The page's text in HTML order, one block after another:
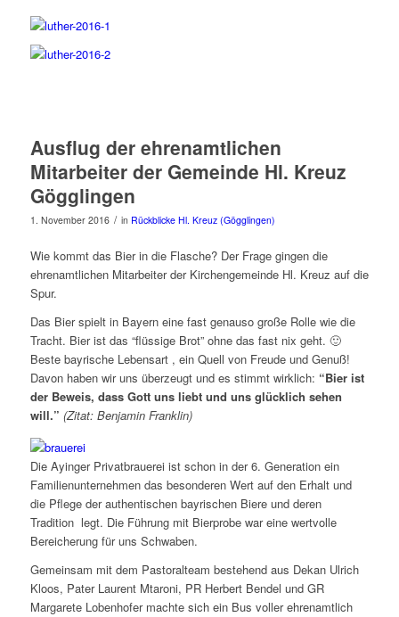
Ausflug der ehrenamtlichen
Mitarbeiter der Gemeinde Hl. Kreuz
Gögglingen
1. November 2016 / in Rückblicke Hl. Kreuz (Gögglingen)
Wie kommt das Bier in die Flasche? Der Frage gingen die
ehrenamtlichen Mitarbeiter der Kirchengemeinde Hl. Kreuz auf die
Spur.
Das Bier spielt in Bayern eine fast genauso große Rolle wie die
Tracht. Bier ist das “flüssige Brot” ohne das fast nix geht. 🙂
Beste bayrische Lebensart , ein Quell von Freude und Genuß!
Davon haben wir uns überzeugt und es stimmt wirklich: “Bier ist
der Beweis, dass Gott uns liebt und uns glücklich sehen
will.” (Zitat: Benjamin Franklin)
Die Ayinger Privatbrauerei ist schon in der 6. Generation ein
Familienunternehmen das besonderen Wert auf den Erhalt und
die Pflege der authentischen bayrischen Biere und deren
Tradition legt. Die Führung mit Bierprobe war eine wertvolle
Bereicherung für uns Schwaben.
Gemeinsam mit dem Pastoralteam bestehend aus Dekan Ulrich
Kloos, Pater Laurent Mtaroni, PR Herbert Bendel und GR
Margarete Lobenhofer machte sich ein Bus voller ehrenamtlich